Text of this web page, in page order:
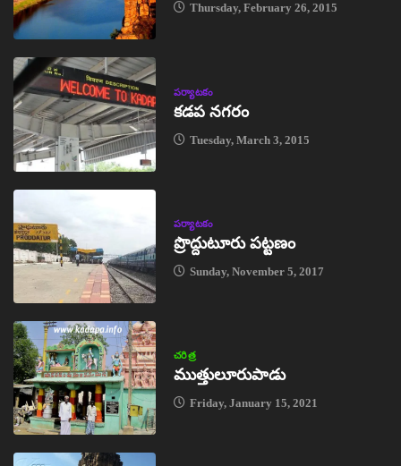
Thursday, February 26, 2015
పర్యాటకం
కడప నగరం
Tuesday, March 3, 2015
పర్యాటకం
ప్రొద్దుటూరు పట్టణం
Sunday, November 5, 2017
చరిత్ర
ముత్తులూరుపాడు
Friday, January 15, 2021